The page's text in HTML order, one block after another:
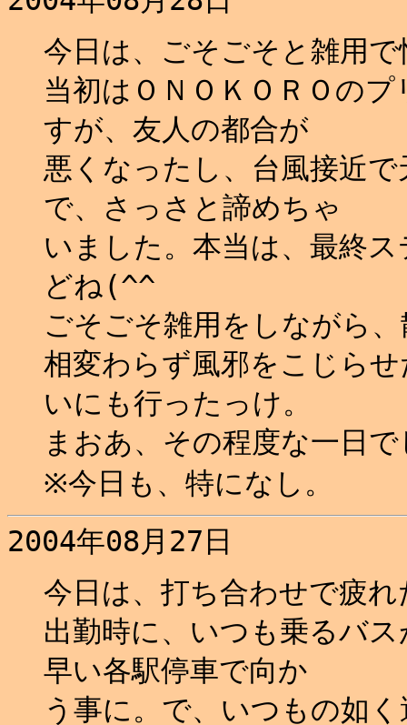
今日は、ごそごそと雑用
当初はＯＮＯＫＯＲＯの
すが、友人の都合が
悪くなったし、台風接近
で、さっさと諦めちゃ
いました。本当は、最終
どね(^^ゞ
ごそごそ雑用をしながら
相変わらず風邪をこじら
いにも行ったっけ。
まおあ、その程度な一日
※今日も、特になし。
2004年08月27日
今日は、打ち合わせで疲
出勤時に、いつも乗るバ
早い各駅停車で向か
う事に。で、いつもの如